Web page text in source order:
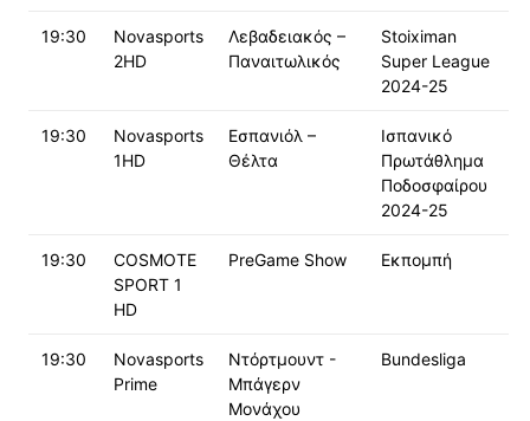
19:30
Novasports
2HD
Λεβαδειακός –
Παναιτωλικός
Stoiximan
Super League
2024-25
19:30
Novasports
1HD
Εσπανιόλ –
Θέλτα
Ισπανικό
Πρωτάθλημα
Ποδοσφαίρου
2024-25
19:30
COSMOTE
SPORT 1
HD
PreGame Show Εκπομπή
19:30
Novasports
Prime
Ντόρτμουντ -
Μπάγερν
Μονάχου
Bundesliga